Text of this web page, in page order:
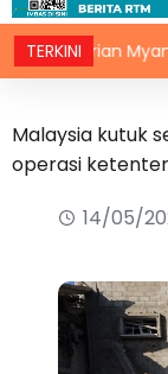
TERKINIMyanmar,
Malaysia kutuk
operasi
14/05/